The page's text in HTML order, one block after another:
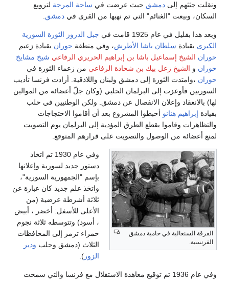
ونقلت جثثهم إلى دمشق حيث عرضت في ساحة المرجة لترويع
السكان، وبيعت "الغنائم" التي تم نهبها من القرى في دمشق
وبعد هذا بقليل في عام 1925 قامت في جبل الدروز الثورة السورية
الكبرى بقيادة سلطان باشا الأطرش، وفي منطقة حوران بقيادة زعيم
حوران الشيخ إسماعيل باشا بن إبراهيم الحريري الرفاعي شيخ مشايخ
حوران و الشيخ زعل بيك بن شحادة الرفاعي من زعماء الثورة في
حوران ،وامتدت الثورة إلى دمشق ولبنان واللاذقية. أرادت فرنسا تأديب
السوريين فأوعزت إلى البرلمان الحلبي (وكان جلّ أعضائه من الموالين
لها) بالانعقاد وإعلان الانفصال عن دمشق. ولكن الوطنيين في حلب
بقيادة إبراهيم هنانو أحبطوا المشروع بعد أن أقاموا الاحتجاجات
والتظاهرات وقاموا بقطع الطرق المؤدية إلى البرلمان يوم التصويت
لمنع أعضائه من الوصول والتصويت على قرارهم المتوقع.
الفرقة السنغالية في حامية دمشق
الفرنسية.
وفي عام 1930 تم اتخاذ
دستور جديد لسورية وإعلانها
بإسم "الجمهورية السورية"،
واتخذ علم جديد كان عبارة عن
ثلاثة أشرطة عرضية (من
الأعلى للأسفل: أخضر ، أبيض
، أسود) وتتوسطه ثلاثة نجوم
حمراء ترمز إلى المحافظات
الثلاث (دمشق وحلب ودير
الزور ).
وفي عام 1936 تم توقيع معاهدة الاستقلال مع فرنسا والتي سمحت